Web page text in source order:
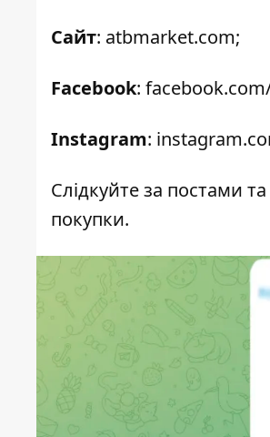
Сайт: atbmarket.com;
Facebook:
Instagram:
Слідкуйте за постами
покупки.